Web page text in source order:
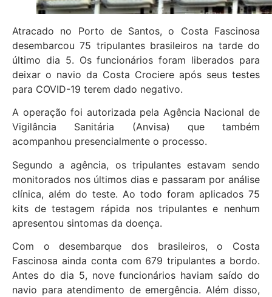
Atracado no Porto de Santos, o Costa Fascinosa
desembarcou 75 tripulantes brasileiros na tarde do
último dia 5. Os funcionários foram liberados para
deixar o navio da Costa Crociere após seus testes
para COVID-19 terem dado negativo.
A operação foi autorizada pela Agência Nacional de
Vigilância Sanitária (Anvisa) que também
acompanhou presencialmente o processo.
Segundo a agência, os tripulantes estavam sendo
monitorados nos últimos dias e passaram por análise
clínica, além do teste. Ao todo foram aplicados 75
kits de testagem rápida nos tripulantes e nenhum
apresentou sintomas da doença.
Com o desembarque dos brasileiros, o Costa
Fascinosa ainda conta com 679 tripulantes a bordo.
Antes do dia 5, nove funcionários haviam saído do
navio para atendimento de emergência. Além disso,